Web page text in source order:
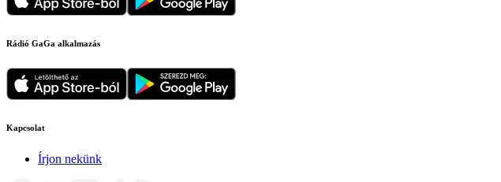
Rádió GaGa alkalmazás
Kapcsolat
Írjon nekünk